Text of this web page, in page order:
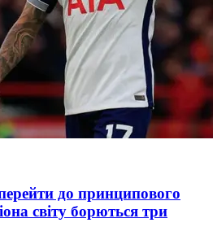
до принципового
світу борються три